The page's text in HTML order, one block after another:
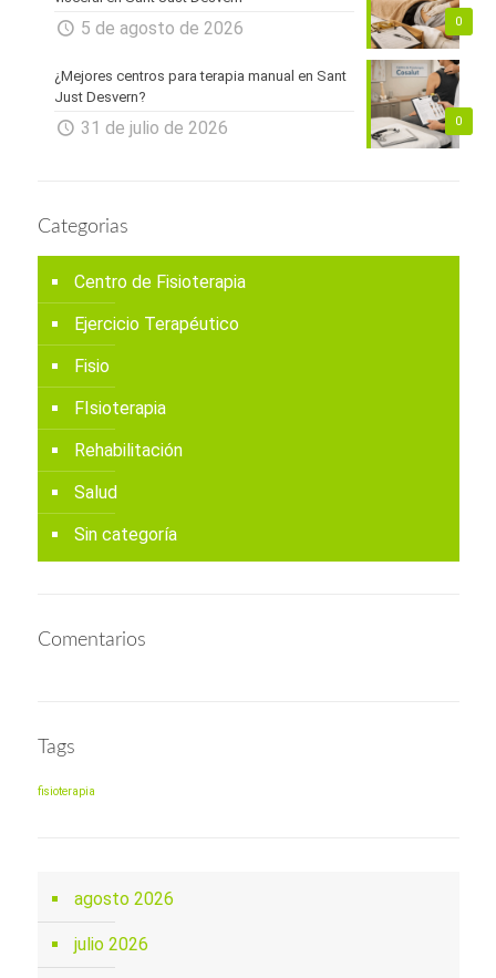
0
5 de agosto de 2026
0
¿Mejores centros para terapia manual en Sant
Just Desvern?
31 de julio de 2026
Categorias
Centro de Fisioterapia
Ejercicio Terapéutico
Fisio
FIsioterapia
Rehabilitación
Salud
Sin categoría
Comentarios
Tags
fisioterapia
agosto 2026
julio 2026